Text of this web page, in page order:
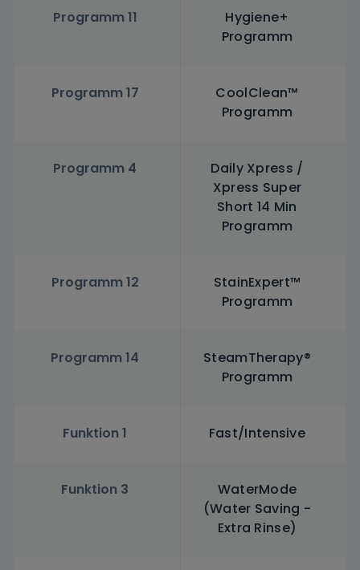
Programm 11
Hygiene+
Programm
Programm 17
CoolClean™
Programm
Programm 4
Daily Xpress /
Xpress Super
Short 14 Min
Programm
Programm 12
StainExpert™
Programm
Programm 14
SteamTherapy®
Programm
Funktion 1 Fast/Intensive
Funktion 3
WaterMode
(Water Saving -
Extra Rinse)